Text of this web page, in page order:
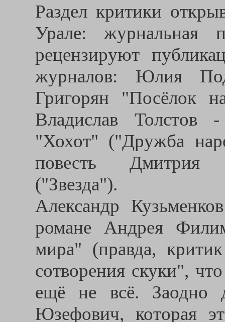
Раздел критики
Урале: журнальная
рецензируют
журналов: Юлия
Григорян "Посёлок
Владислав Толстов
"Хохот" ("Дружба
повесть Дмитрия
("Звезда").
Александр
романе Андрея
мира" (правда,
сотворения скуки",
ещё не всё. Заодно
Юзефович, которая